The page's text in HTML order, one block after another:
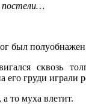
был
сквозь
его груди играли
а то муха влетит.